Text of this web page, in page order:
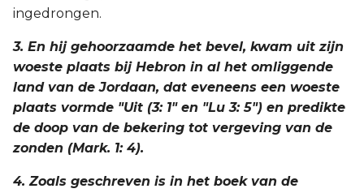
ingedrongen.
3. En hij gehoorzaamde het bevel, kwam uit zijn
woeste plaats bij Hebron in al het omliggende
land van de Jordaan, dat eveneens een woeste
plaats vormde "Uit (3: 1" en "Lu 3: 5") en predikte
de doop van de bekering tot vergeving van de
zonden (Mark. 1: 4).
4. Zoals geschreven is in het boek van de